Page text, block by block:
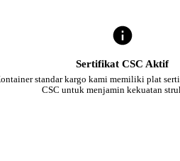
Sertifikat CSC Aktif
standar kargo kami memiliki plat
CSC untuk menjamin kekuatan